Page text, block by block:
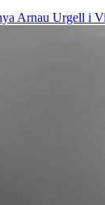
Arnau Urgell i